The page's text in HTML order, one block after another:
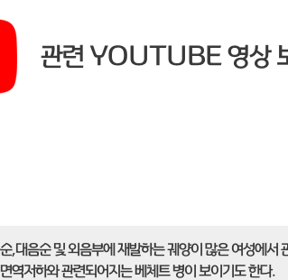
관련 YOUTUBE 영상
,대음순 및 외음부에 재발하는 궤양이 많은 여성에
역저하와 관련되어지는 베체트 병이 보이기도 한다.